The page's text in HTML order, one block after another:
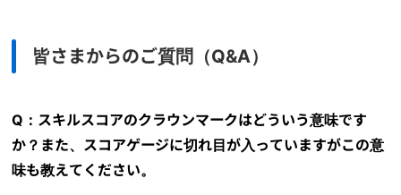
皆さまからのご質問（Q&A）
Q： スキルスコアのクラウンマークはどういう意味です
か？また、スコアゲージに切れ目が入っていますがこの意
味も教えてください。